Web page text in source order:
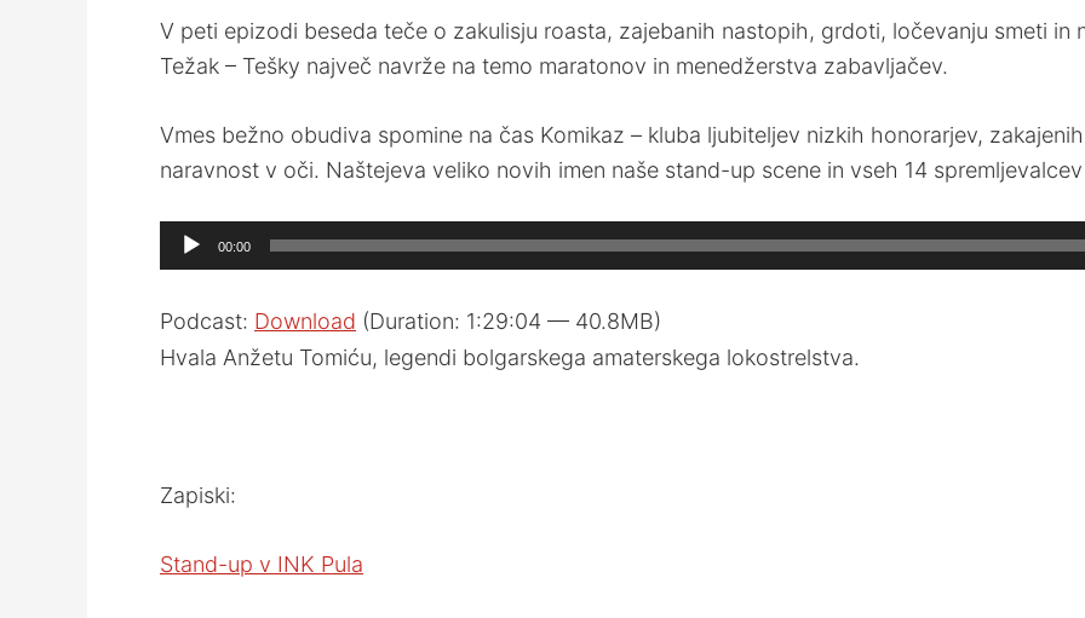
V peti epizodi beseda teče o zakulisju roasta, zajebanih nastopih, grdoti, ločevanju smeti in
Težak – Tešky največ navrže na temo maratonov in menedžerstva zabavljačev.
Vmes bežno obudiva spomine na čas Komikaz – kluba ljubiteljev nizkih honorarjev,
naravnost v oči. Naštejeva veliko novih imen naše stand-up scene in vseh 14
Audio
Player
00:00
Podcast: Download (Duration: 1:29:04 — 40.8MB)
Hvala Anžetu Tomiću, legendi bolgarskega amaterskega lokostrelstva.
Zapiski:
Stand-up v INK Pula